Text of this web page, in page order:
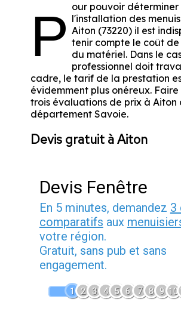
P our pouvoir déterminer
l'installation des
Aiton (73220) il est
tenir compte le coût
du matériel. Dans le
professionnel doit
cadre, le tarif de la prestation
évidemment plus onéreux.
trois évaluations de prix à Aiton
département Savoie.
Devis gratuit à Aiton
Devis Fenêtre
En 5 minutes, demandez 3
comparatifs aux
votre région.
Gratuit, sans pub et sans
engagement.
1 2 3 4 5 6 7 8 9 10